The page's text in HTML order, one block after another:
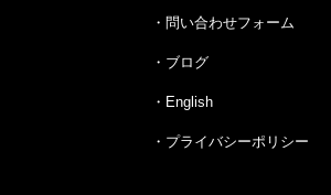
・問い合わせフォーム
・ブログ
・English
・プライバシーポリシー